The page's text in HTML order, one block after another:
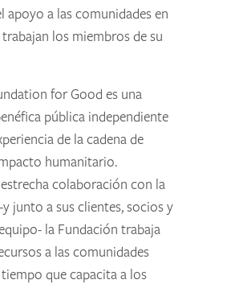
apoyo a las comunidades en
los miembros de su
for Good es una
pública independiente
de la cadena de
humanitario.
colaboración con la
y junto a sus clientes, socios y
la Fundación trabaja
a las comunidades
que capacita a los